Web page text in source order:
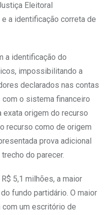
Eleitoral
a identificação correta de
a identificação do
impossibilitando a
declarados nas contas
o sistema financeiro
exata origem do recurso
recurso como de origem
prova adicional
do parecer.
5,1 milhões, a maior
fundo partidário. O maior
um escritório de